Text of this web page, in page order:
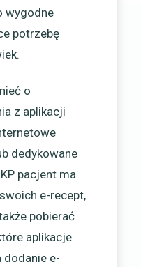
wygodne
potrzebę
o
z aplikacji
dedykowane
pacjent ma
e-recept,
pobierać
aplikacje
dodanie e-